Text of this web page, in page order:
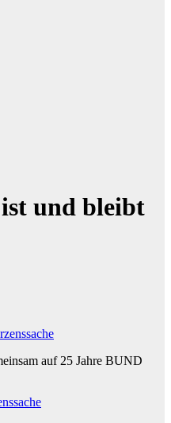
und bleibt
auf 25 Jahre BUND